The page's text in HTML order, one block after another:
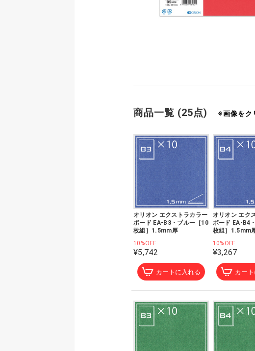
商品一覧 (25点) ※画像をク
オリオン エクストラカラー
ボード EA-B3・ブルー［10
枚組］1.5mm厚
10%OFF
¥5,742
カートに入れる
オリオン エク
ボード EA-B4
枚組］1.5mm
10%OFF
¥3,267
カー